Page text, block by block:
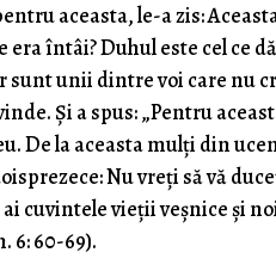
aceasta, le-a zis:
întâi? Duhul este cel ce
unii dintre voi care nu
Şi a spus: „Pentru
De la aceasta mulţi din
Nu vreţi să vă
cuvintele vieţii veşnice şi
6: 60-69).